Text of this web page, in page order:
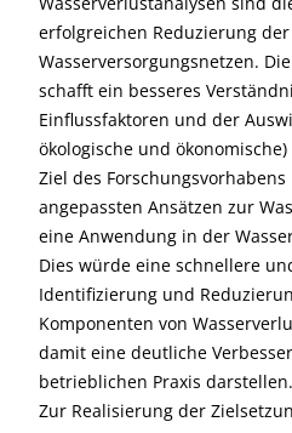
erfolgreichen Reduzierung
Wasserversorgungsnetzen.
schafft ein besseres
Einflussfaktoren und der
ökologische und
Ziel des
angepassten Ansätzen zur
eine Anwendung in der
Dies würde eine schnellere
Identifizierung und
Komponenten von
damit eine deutliche
betrieblichen Praxis darstellen.
Zur Realisierung der